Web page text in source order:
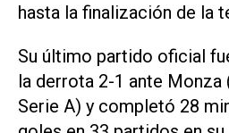
hasta la finalización de la
Su último partido oficial
la derrota 2-1 ante Monza
Serie A) y completó 28